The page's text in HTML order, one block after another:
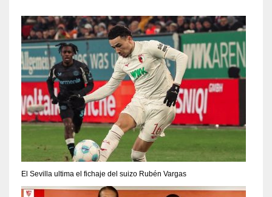
El Sevilla ultima el fichaje del suizo Rubén Vargas